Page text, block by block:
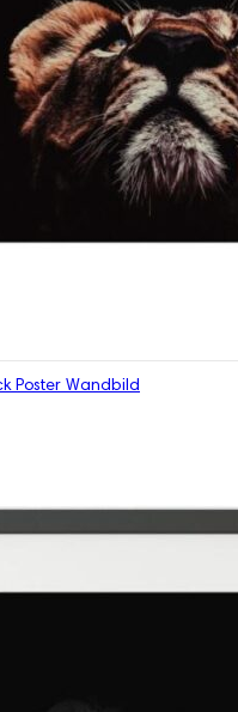
Poster Wandbild